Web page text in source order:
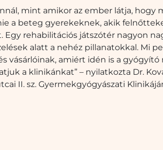
mint amikor az ember látja, hogy
a beteg gyerekeknek, akik
Egy rehabilitációs játszótér nagyon
alatt a nehéz pillanatokkal. Mi
vásárlóinak, amiért idén is a
a klinikánkat” – nyilatkozta Dr.
II. sz. Gyermekgyógyászati